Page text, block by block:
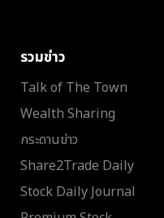
รวมข่าว
Talk of The Town
Wealth Sharing
กระดานข่าว
Share2Trade Daily
Stock Daily Journal